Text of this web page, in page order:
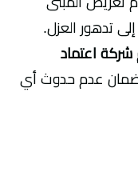
تدهور العزل.
شركة اعتماد
عدم حدوث أي